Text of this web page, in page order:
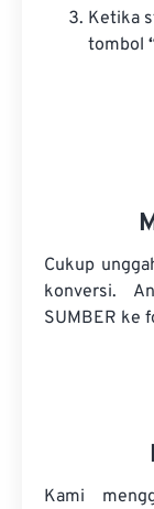
Ketika
tombol
Cukup
konversi.
SUMBER ke
Kami